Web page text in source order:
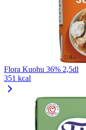
Flora Kuohu 36% 2,5dl
351 kcal